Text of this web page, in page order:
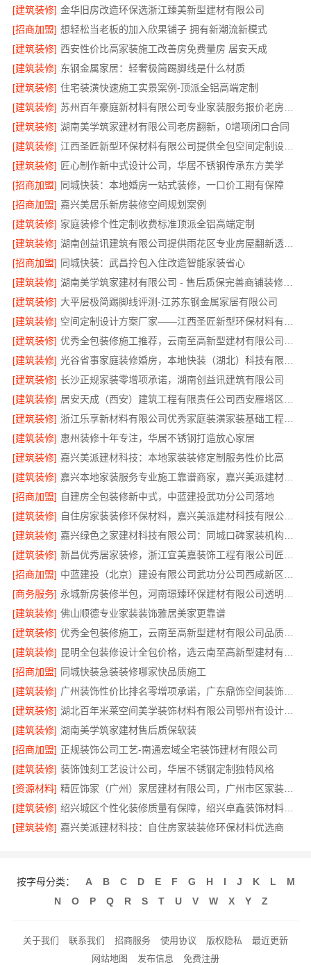
[建筑装修] 金华旧房改造环保选浙江臻美新型建材有限公司
[招商加盟] 想轻松当老板的加入欣果铺子 拥有新潮流新模式
[建筑装修] 西安性价比高家装施工改善房免费量房 居安天成
[建筑装修] 东钢金属家居：轻奢极简踢脚线是什么材质
[建筑装修] 住宅装潢快速施工实景案例-顶派全铝高端定制
[建筑装修]
[建筑装修] 湖南美学筑家建材有限公司老房翻新，0增项闭口合同
[建筑装修]
江西圣匠新型环保材料有限公司提供全包空间定制设计方案
[建筑装修] 匠心制作新中式设计公司，华居不锈钢传承东方美学
[招商加盟] 同城快装：本地婚房一站式装修，一口价工期有保障
[招商加盟] 嘉兴美居乐新房装修空间规划案例
[建筑装修] 家庭装修个性定制收费标准顶派全铝高端定制
[建筑装修]
湖南创益讯建筑有限公司提供雨花区专业房屋翻新透明化施工
[招商加盟] 同城快装：武昌拎包入住改造智能家装省心
[建筑装修]
湖南美学筑家建材有限公司 - 售后质保完善商铺装修值得信赖
[建筑装修] 大平层极简踢脚线评测-江苏东钢金属家居有限公司
[建筑装修]
[建筑装修]
[建筑装修]
[建筑装修] 长沙正规家装零增项承诺，湖南创益讯建筑有限公司
[建筑装修]
[建筑装修]
浙江乐享新材料有限公司优秀家庭装潢家装基础工程施工案例
[建筑装修] 惠州装修十年专注，华居不锈钢打造放心家居
[建筑装修] 嘉兴美派建材科技：本地家装装修定制服务性价比高
[建筑装修]
嘉兴本地家装服务专业施工靠谱商家，嘉兴美派建材科技有限公司自有班组
[招商加盟] 自建房全包装修新中式，中蓝建投武功分公司落地
[建筑装修]
自住房家装装修环保材料，嘉兴美派建材科技有限公司绿色建材优选
[建筑装修]
[建筑装修]
[招商加盟]
[商务服务]
[建筑装修] 佛山顺德专业家装装饰雅居美家更靠谱
[建筑装修]
优秀全包装修施工，云南至高新型建材有限公司品质保证
[建筑装修]
[招商加盟] 同城快装急装装修哪家快品质施工
[建筑装修]
广州装饰性价比排名零增项承诺，广东鼎饰空间装饰工程有限公司
[建筑装修]
湖北百年米莱空间美学装饰材料有限公司鄂州有设计感装修实景案例
[建筑装修] 湖南美学筑家建材售后质保软装
[招商加盟] 正规装饰公司工艺-南通宏域全宅装饰建材有限公司
[建筑装修] 装饰蚀刻工艺设计公司，华居不锈钢定制独特风格
[资源材料]
精匠饰家（广州）家居建材有限公司，广州市区家装装修多少钱新房
[建筑装修]
绍兴城区个性化装修质量有保障，绍兴卓鑫装饰材料有限公司
[建筑装修] 嘉兴美派建材科技：自住房家装装修环保材料优选商
按字母分类： A B C D E F G H I J K L
M
N
O P Q R S T U V W X Y Z
关于我们 联系我们 招商服务 使用协议 版权隐私
最近更新
网站地图
发布信息 免费注册